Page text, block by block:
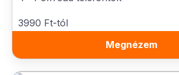
3990 Ft-tól
Megnézem